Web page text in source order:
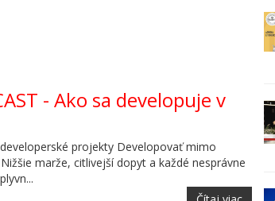
- Ako sa developuje v
projekty Developovať mimo
marže, citlivejší dopyt a každé nesprávne